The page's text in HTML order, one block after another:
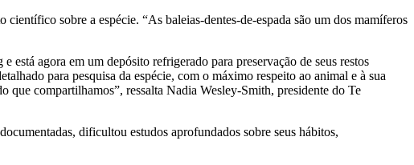
sobre a espécie. “As baleias-dentes-de-espada são um dos mamíferos
agora em um depósito refrigerado para preservação de seus restos
para pesquisa da espécie, com o máximo respeito ao animal e à sua
compartilhamos”, ressalta Nadia Wesley-Smith, presidente do Te
dificultou estudos aprofundados sobre seus hábitos,